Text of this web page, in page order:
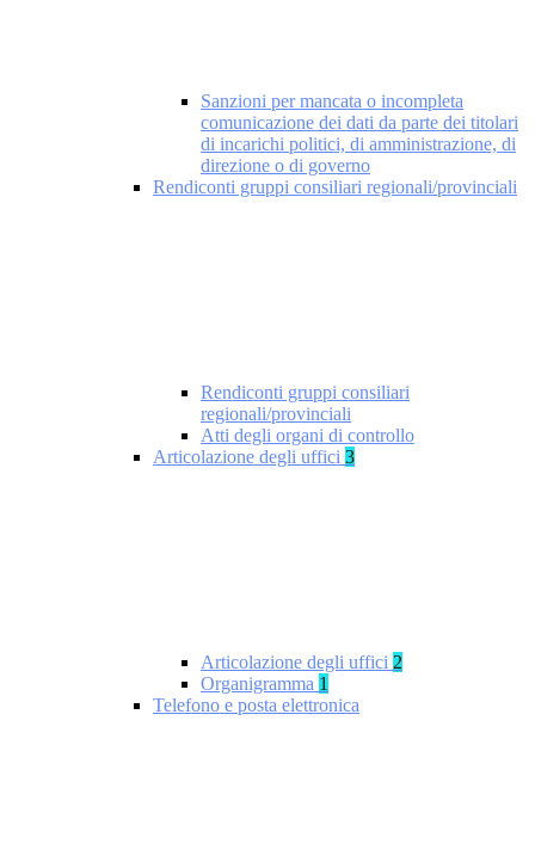
Sanzioni per mancata o incompleta
comunicazione dei dati da parte dei titolari
di incarichi politici, di amministrazione, di
direzione o di governo
Rendiconti gruppi consiliari regionali/provinciali
Rendiconti gruppi consiliari
regionali/provinciali
Atti degli organi di controllo
Articolazione degli uffici 3
Articolazione degli uffici 2
Organigramma 1
Telefono e posta elettronica